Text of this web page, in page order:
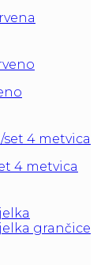
4 metvica